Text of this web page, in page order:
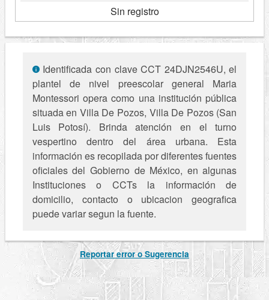
Sin registro
Identificada con clave CCT 24DJN2546U, el
plantel de nivel preescolar general Maria
Montessori opera como una institución pública
situada en Villa De Pozos, Villa De Pozos (San
Luis Potosí). Brinda atención en el turno
vespertino dentro del área urbana. Esta
información es recopilada por diferentes fuentes
oficiales del Gobierno de México, en algunas
Instituciones o CCTs la información de
domicilio, contacto o ubicacion geografica
puede variar segun la fuente.
Reportar error o Sugerencia